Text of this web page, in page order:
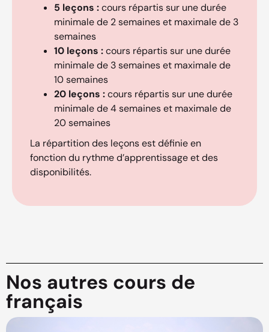
5 leçons :cours répartis sur une durée
minimale de 2 semaines et maximale de 3
semaines
10 leçons :cours répartis sur une durée
minimale de 3 semaines et maximale de
10 semaines
20 leçons :cours répartis sur une durée
minimale de 4 semaines et maximale de
20 semaines
La répartition des leçons est définie en
fonction du rythme d’apprentissage et des
disponibilités.
Nos autres cours de
français